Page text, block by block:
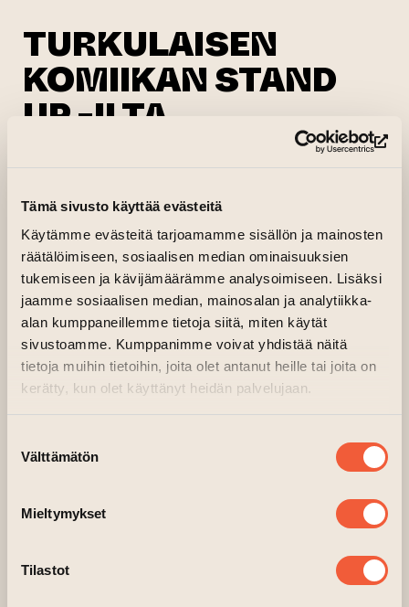
Tämä sivusto käyttää evästeitä
Käytämme evästeitä tarjoamamme sisällön ja mainosten
räätälöimiseen, sosiaalisen median ominaisuuksien
tukemiseen ja kävijämäärämme analysoimiseen. Lisäksi
jaamme sosiaalisen median, mainosalan ja analytiikka-
alan kumppaneillemme tietoja siitä, miten käytät
sivustoamme. Kumppanimme voivat yhdistää näitä
tietoja muihin tietoihin, joita olet antanut heille tai joita on
kerätty, kun olet käyttänyt heidän palvelujaan.
valinta
Välttämätön
Mieltymykset
Tilastot
TURKULAISEN
KOMIIKAN STAND
UP -ILTA
16.07.2026 klo 19.00—20.30Osta lippu (siirtyy
Brinkkalan sisäpiha
Järjestäjä: Komediatehdas Turku ry & Laugh my
Turku
Turkulaisen komiikan stand up -ilta Birnkkalan
sisäpihalla 16.7.! Lavalla nähdään sekä
turkulaisia koomikoita, että hillittömän
hauskoja tarinoita niin tält, ku toistki pual
jokke. Illan seremoniamestarina toimii MTV3:n
tuttu stand up -koomikko
Liput 20 euroa ovelta sekä ennakkoon biletti.fi
Ryhmävaraukset: info@komediatehdasturku.fi
Muut tiedot: